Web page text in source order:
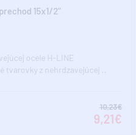
15x1/2"
ocele H-LINE
tvarovky z nehrdzavejúcej ..
10,23€
9,21€